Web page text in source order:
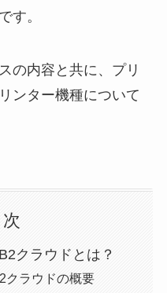
す。
の内容と共に、プリ
ンター機種について
次
クラウドとは？
クラウドの概要